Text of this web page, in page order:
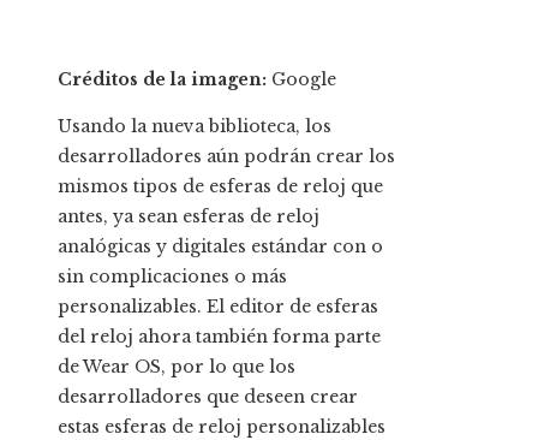
Créditos de la imagen: Google
Usando la nueva biblioteca, los
desarrolladores aún podrán crear los
mismos tipos de esferas de reloj que
antes, ya sean esferas de reloj
analógicas y digitales estándar con o
sin complicaciones o más
personalizables. El editor de esferas
del reloj ahora también forma parte
de Wear OS, por lo que los
desarrolladores que deseen crear
estas esferas de reloj personalizables